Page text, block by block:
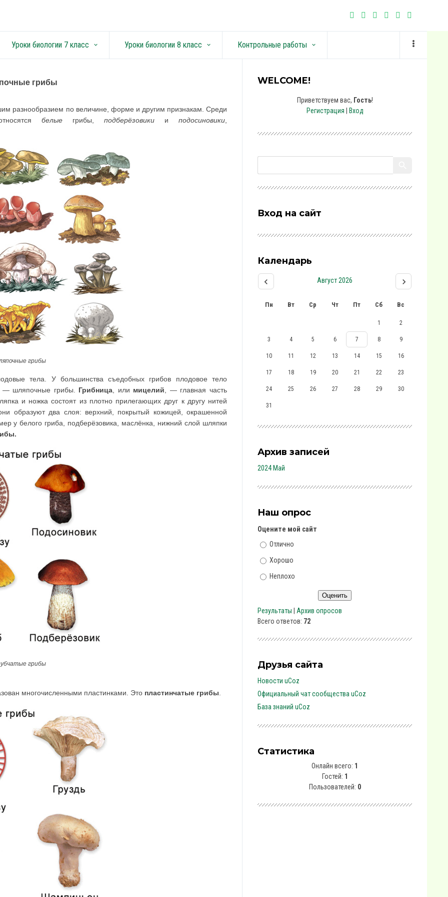
Уроки биологии 7 класс keyboard_arrow_down Уроки биологии 8 класс keyboard_arrow_down Контрольные работы keyboard_arrow_down
грибы
разнообразием по величине, форме и другим признакам. Среди
белые грибы,подберёзовики иподосиновики
грибы
тела. У большинства съедобных грибов плодовое тело
— шляпочные грибы. Грибница , или мицелий , — главная часть
и ножка состоят из плотно прилегающих друг к другу нитей
образуют два слоя: верхний, покрытый кожицей, окрашенной
у белого гриба, подберёзовика, маслёнка, нижний слой шляпки
грибы
многочисленными пластинками. Это пластинчатые грибы
WELCOME!
Приветствуем вас, Гость!
Регистрация
Вход
Вход на сайт
Календарь
Август 2026
Пн Вт Ср Чт Пт Сб Вс
1 2
3 4 5 6 7 8 9
10 11 12 13 14 15 16
17 18 19 20 21 22 23
24 25 26 27 28 29 30
31
Архив записей
2024 Май
Наш опрос
Оцените мой сайт
Отлично
Хорошо
Неплохо
Результаты
Архив опросов
Всего ответов: 72
Друзья сайта
Новости uCoz
Официальный чат сообщества uCoz
База знаний uCoz
Статистика
Онлайн всего: 1
Гостей: 1
Пользователей: 0